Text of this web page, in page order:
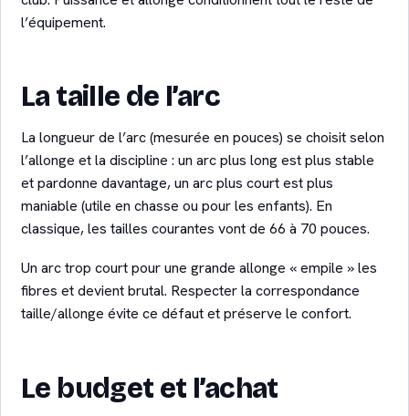
l’équipement.
La taille de l’arc
La longueur de l’arc (mesurée en pouces) se choisit selon
l’allonge et la discipline : un arc plus long est plus stable
et pardonne davantage, un arc plus court est plus
maniable (utile en chasse ou pour les enfants). En
classique, les tailles courantes vont de 66 à 70 pouces.
Un arc trop court pour une grande allonge « empile » les
fibres et devient brutal. Respecter la correspondance
taille/allonge évite ce défaut et préserve le confort.
Le budget et l’achat